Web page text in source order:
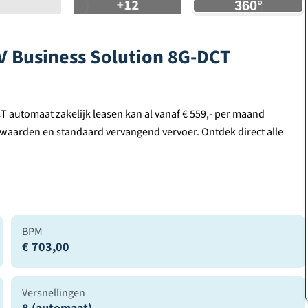
+12
Business Solution 8G-DCT
automaat zakelijk leasen kan al vanaf € 559,- per maand
en standaard vervangend vervoer. Ontdek direct alle
BPM
€ 703,00
Versnellingen